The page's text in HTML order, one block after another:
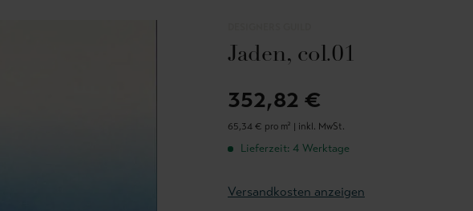
Jaden, col.01
352,82 €
65,34 € pro m² | inkl. MwSt.
Lieferzeit: 4 Werktage
Versandkosten anzeigen